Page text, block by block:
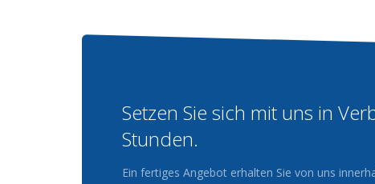
Setzen Sie sich mit uns in
Stunden.
Ein fertiges Angebot erhalten Sie von uns